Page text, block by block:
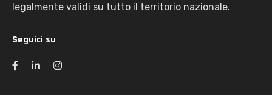
legalmente validi su tutto il territorio nazionale.
Seguici su